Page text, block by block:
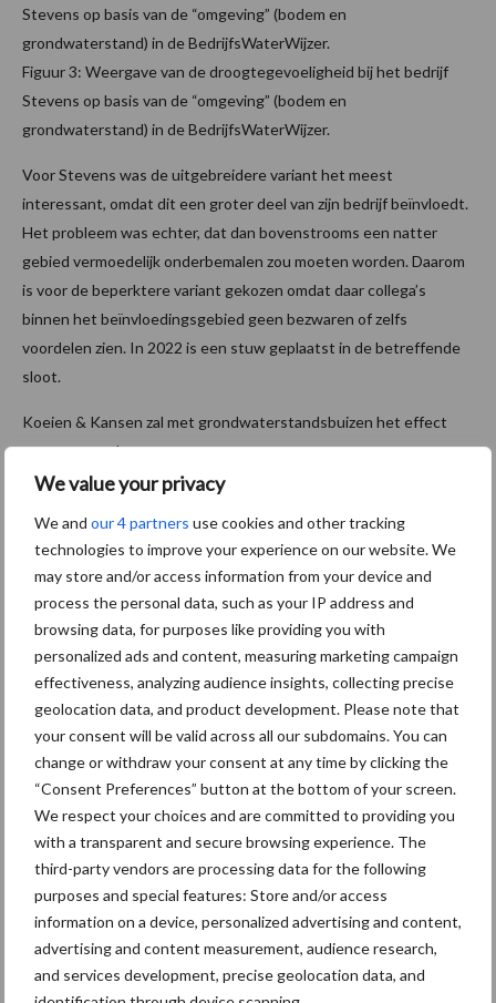
We value your privacy
We and our 4 partners use cookies and other tracking
technologies to improve your experience on our website. We
may store and/or access information from your device and
process the personal data, such as your IP address and
browsing data, for purposes like providing you with
personalized ads and content, measuring marketing campaign
effectiveness, analyzing audience insights, collecting precise
geolocation data, and product development. Please note that
your consent will be valid across all our subdomains. You can
change or withdraw your consent at any time by clicking the
“Consent Preferences” button at the bottom of your screen.
We respect your choices and are committed to providing you
with a transparent and secure browsing experience. The
third-party vendors are processing data for the following
purposes and special features: Store and/or access
information on a device, personalized advertising and content,
advertising and content measurement, audience research,
and services development, precise geolocation data, and
Figuur 3: Weergave van de droogtegevoeligheid bij het bedrijf
Stevens op basis van de “omgeving” (bodem en
grondwaterstand) in de BedrijfsWaterWijzer.
Voor Stevens was de uitgebreidere variant het meest
interessant, omdat dit een groter deel van zijn bedrijf beïnvloedt.
Het probleem was echter, dat dan bovenstrooms een natter
gebied vermoedelijk onderbemalen zou moeten worden. Daarom
is voor de beperktere variant gekozen omdat daar collega’s
bin­nen het beïnvloedingsgebied geen bezwaren of zelfs
voordelen zien. In 2022 is een stuw geplaatst in de betreffende
sloot.
Koeien & Kansen zal met grondwaterstands­buizen het effect
meten en evalueren.
Ervaringen om schade door droogte
te voorkomen op een rij
De ervaringen van Stevens en andere Koeien & Kansen­-
ondernemers hebben inmiddels de volgende leerpunten
opgeleverd:
Let op de bodemeigenschappen van de percelen. Als het
profiel geen water kan naleveren, dan heeft een opzet van het
slootpeil weinig effect. Het kan verstandig zijn hiervoor een
veldbodemkundige of een deskundige van het waterschap te
raadplegen.
Vaak is de grondwaterstand verlaagd om vroeg het land op te
kunnen. Wees met het oog op droogtebestrijding hier
terughoudend in. Water dat verdwenen is komt immers niet
meer terug. Dat is het dilemma bij de keus over wel of niet
stuwen.